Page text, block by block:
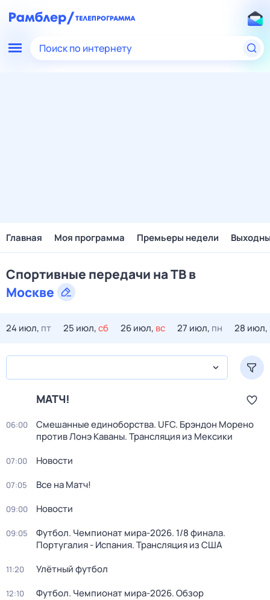
Поиск по интернету
Главная Моя программа Премьеры недели
Спортивные передачи на ТВ в
Москве
24 июл, пт 25 июл,сб 26 июл, вс 27 июл, пн 28 июл,
МАТЧ!
06:00
Смешанные единоборства. UFC. Брэндон Морено
против Лонэ Каваны. Трансляция из Мексики
07:00 Новости
07:05 Все на Матч!
09:00 Новости
09:05
Футбол. Чемпионат мира-2026. 1/8 финала.
Португалия - Испания. Трансляция из США
11:20 Улётный футбол
12:10 Футбол. Чемпионат мира-2026. Обзор